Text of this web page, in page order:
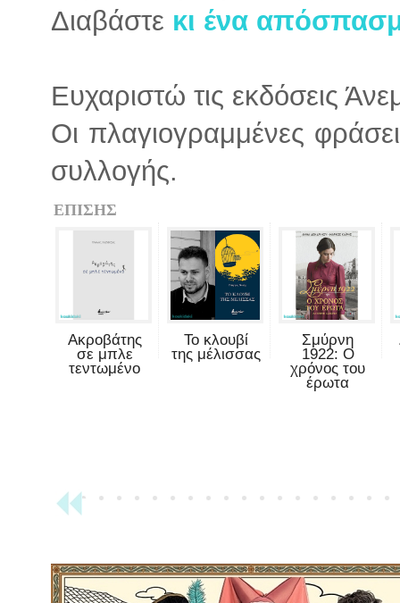
Διαβάστε κι ένα
Ευχαριστώ τις εκδόσεις
Οι πλαγιογραμμένες
συλλογής.
ΕΠΙΣΗΣ
Ακροβάτης
σε μπλε
τεντωμένο
Το κλουβί
της μέλισσας
Σμύρνη
1922: Ο
χρόνος του
έρωτα